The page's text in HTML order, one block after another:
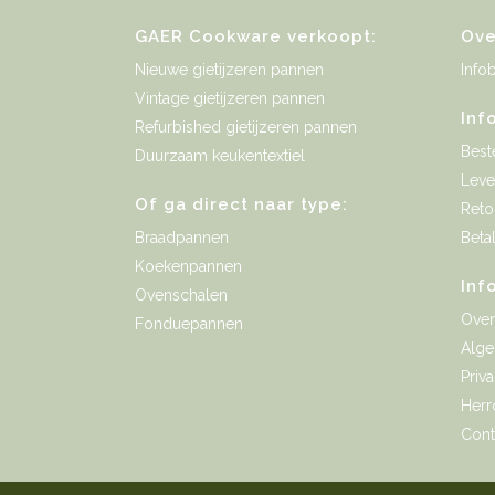
GAER Cookware verkoopt:
Nieuwe gietijzeren pannen
Vintage gietijzeren pannen
Refurbished gietijzeren pannen
Duurzaam keukentextiel
Of ga direct naar type:
Braadpannen
Koekenpannen
Ovenschalen
Fonduepannen